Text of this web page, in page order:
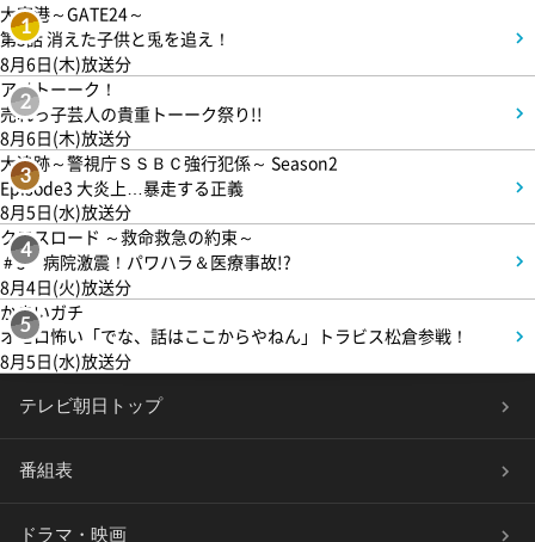
1
大空港～GATE24～
第3話 消えた子供と兎を追え！
8月6日(木)放送分
2
アメトーーク！
売れっ子芸人の貴重トーーク祭り!!
8月6日(木)放送分
3
大追跡～警視庁ＳＳＢＣ強行犯係～ Season2
Episode3 大炎上…暴走する正義
8月5日(水)放送分
4
クロスロード ～救命救急の約束～
＃5 病院激震！パワハラ＆医療事故!?
8月4日(火)放送分
5
かまいガチ
オモロ怖い「でな、話はここからやねん」トラビス松倉参戦！
8月5日(水)放送分
テレビ朝日トップ
番組表
ドラマ・映画